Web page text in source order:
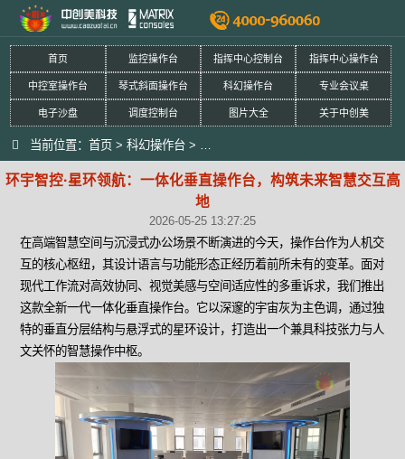
首页 监控操作台 指挥中心控制台 指挥中心操作台
中控室操作台 琴式斜面操作台 科幻操作台 专业会议桌
电子沙盘 调度控制台 图片大全 关于中创美
当前位置：首页 > 科幻操作台 > 环宇智控·星环领航：一体化垂直操作
环宇智控·星环领航：一体化垂直操作台，构筑未来智慧交互高
地
2026-05-25 13:27:25
在高端智慧空间与沉浸式办公场景不断演进的今天，操作台作为人机交
互的核心枢纽，其设计语言与功能形态正经历着前所未有的变革。面对
现代工作流对高效协同、视觉美感与空间适应性的多重诉求，我们推出
这款全新一代一体化垂直操作台。它以深邃的宇宙灰为主色调，通过独
特的垂直分层结构与悬浮式的星环设计，打造出一个兼具科技张力与人
文关怀的智慧操作中枢。